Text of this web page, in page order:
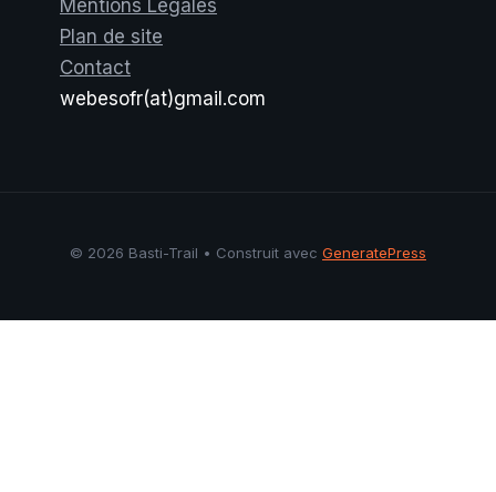
Mentions Légales
Plan de site
Contact
webesofr(at)gmail.com
© 2026 Basti-Trail • Construit avec GeneratePress